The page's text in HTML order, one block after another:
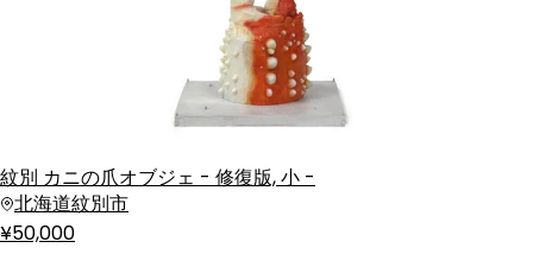
紋別 カニの爪オブジェ - 修復版, 小 -
北海道紋別市
¥50,000